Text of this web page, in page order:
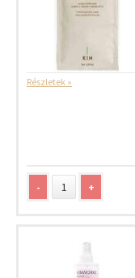
Részletek »
- +